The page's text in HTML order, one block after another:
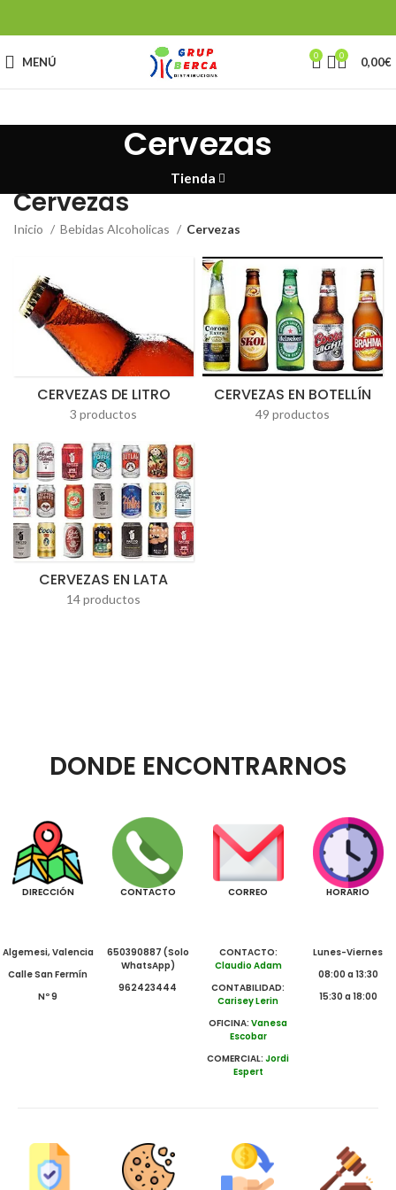
MENÚ 0 0 0,00€
Cervezas
Tienda
Cervezas
Inicio Bebidas Alcoholicas Cervezas
CERVEZAS DE LITRO
3 productos
CERVEZAS EN BOTELLÍN
49 productos
CERVEZAS EN LATA
14 productos
DONDE ENCONTRARNOS
DIRECCIÓN
Algemesi, Valencia
Calle San Fermín
Nº 9
CONTACTO
650390887 (Solo
WhatsApp)
962423444
CORREO
CONTACTO:
Claudio Adam
CONTABILIDAD:
Carisey Lerin
OFICINA:Vanesa
Escobar
COMERCIAL:Jordi
Espert
HORARIO
Lunes-Viernes
08:00 a 13:30
15:30 a 18:00